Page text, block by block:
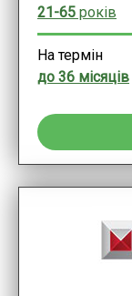
21-65 років
На термін
до 36 місяців